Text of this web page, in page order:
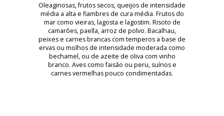
Oleaginosas, frutos secos, queijos de intensidade
média a alta e fiambres de cura média. Frutos do
mar como vieiras, lagosta e lagostim. Risoto de
camarões, paella, arroz de polvo. Bacalhau,
peixes e carnes brancas com temperos a base de
ervas ou molhos de intensidade moderada como
bechamel, ou de azeite de oliva com vinho
branco. Aves como faisão ou peru, suínos e
carnes vermelhas pouco condimentadas.